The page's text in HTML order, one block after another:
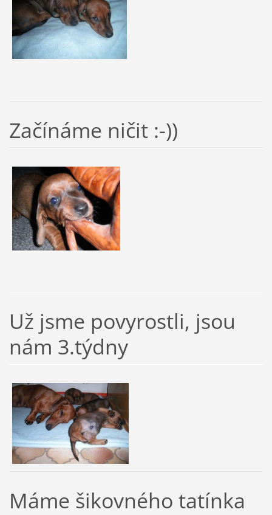
Začínáme ničit :-))
Už jsme povyrostli, jsou
nám 3.týdny
Máme šikovného tatínka